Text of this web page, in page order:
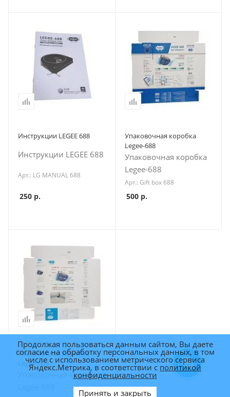
Инструкции LEGEE 688
Инструкции LEGEE 688
Арт.: LG MANUAL 688
250 р.
Упаковочная коробка
Legee-688
Упаковочная коробка
Legee-688
Арт.: Gift box 688
500р.
Упаковочная коробка
Legee-669
Упаковочная коробка
Продолжая пользоваться данным сайтом, Вы даете
согласие на обработку персональных данных, в том
числе с использованием метрического сервиса
Яндекс.Метрика, в соответствии с политикой
конфиденциальности
Принять и закрыть